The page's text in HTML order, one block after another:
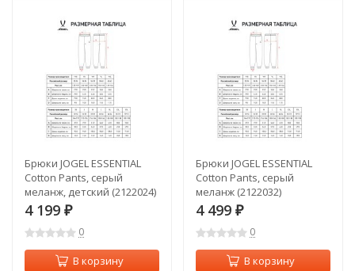
Брюки JOGEL ESSENTIAL
Cotton Pants, серый
меланж, детский (2122024)
4 199 ₽
0
В корзину
Брюки JOGEL ESSENTIAL
Cotton Pants, серый
меланж (2122032)
4 499 ₽
0
В корзину